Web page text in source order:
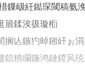
鏁岋紝鐑琛閾稿氨
篃鍒涘彶璇椼
搁亾鏃犳晫鎺屽ぉ
鎴樻矙鍦鸿鏈鍐风